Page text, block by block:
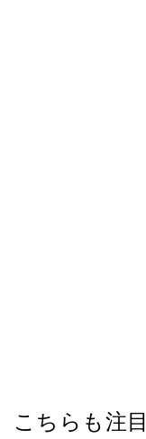
こちらも注目